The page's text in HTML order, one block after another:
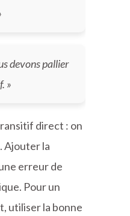
devons pallier
»
direct : on
Ajouter la
erreur de
Pour un
utiliser la bonne